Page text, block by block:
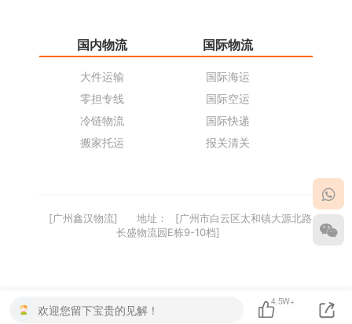
国内物流
大件运输
零担专线
冷链物流
搬家托运
国际物流
国际海运
国际空运
国际快递
报关清关
[广州鑫汉物流] 地址：
[广州市白云区太和镇大源北路
长盛物流园E栋9-10档]
欢迎您留下宝贵的见解！
4.5W+